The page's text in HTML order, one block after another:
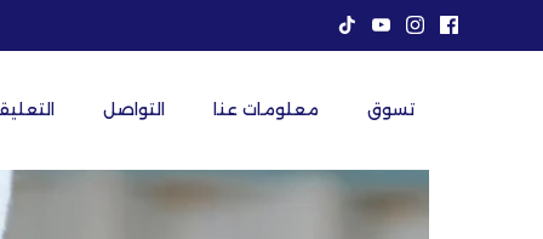
تسوق معلومات عنا التواصل